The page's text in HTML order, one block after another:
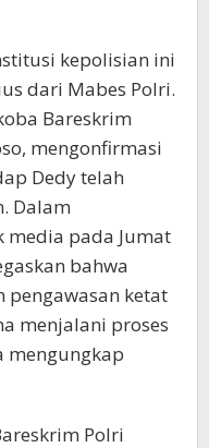
kepolisian ini
dari Mabes Polri.
Bareskrim
mengonfirmasi
Dedy telah
Dalam
media pada Jumat
bahwa
ketat
menjalani proses
mengungkap
Polri